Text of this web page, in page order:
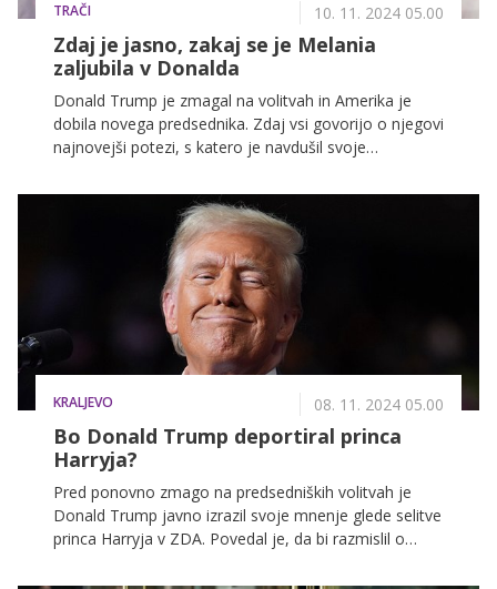
TRAČI 10. 11. 2024 05.00
Zdaj je jasno, zakaj se je Melania
zaljubila v Donalda
Donald Trump je zmagal na volitvah in Amerika je
dobila novega predsednika. Zdaj vsi govorijo o njegovi
najnovejši potezi, s katero je navdušil svoje
KRALJEVO 08. 11. 2024 05.00
Bo Donald Trump deportiral princa
Harryja?
Pred ponovno zmago na predsedniških volitvah je
Donald Trump javno izrazil svoje mnenje glede selitve
princa Harryja v ZDA. Povedal je, da bi razmislil o
ameriškega vizuma.